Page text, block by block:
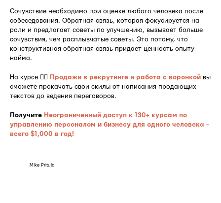
Сочувствие необходимо при оценке любого человека после
собеседования. Обратная связь, которая фокусируется на
роли и предлагает советы по улучшению, вызывает больше
сочувствия, чем расплывчатые советы. Это потому, что
конструктивная обратная связь придает ценность опыту
найма.
На курсе 👉🏻 Продажи в рекрутинге и работа с воронкой вы
сможете прокачать свои скилы от написания продающих
текстов до ведения переговоров.
Получите Неограниченный доступ к 130+ курсам по
управлению персоналом и бизнесу для одного человека -
всего $1,000 в год!
Mike Pritula